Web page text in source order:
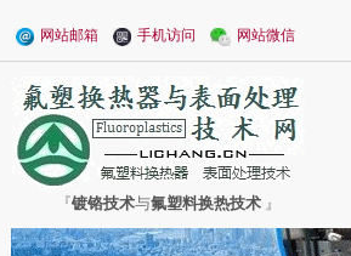
『镀铬技术与氟塑料换热技术 』
网站邮箱 手机访问 网站微信